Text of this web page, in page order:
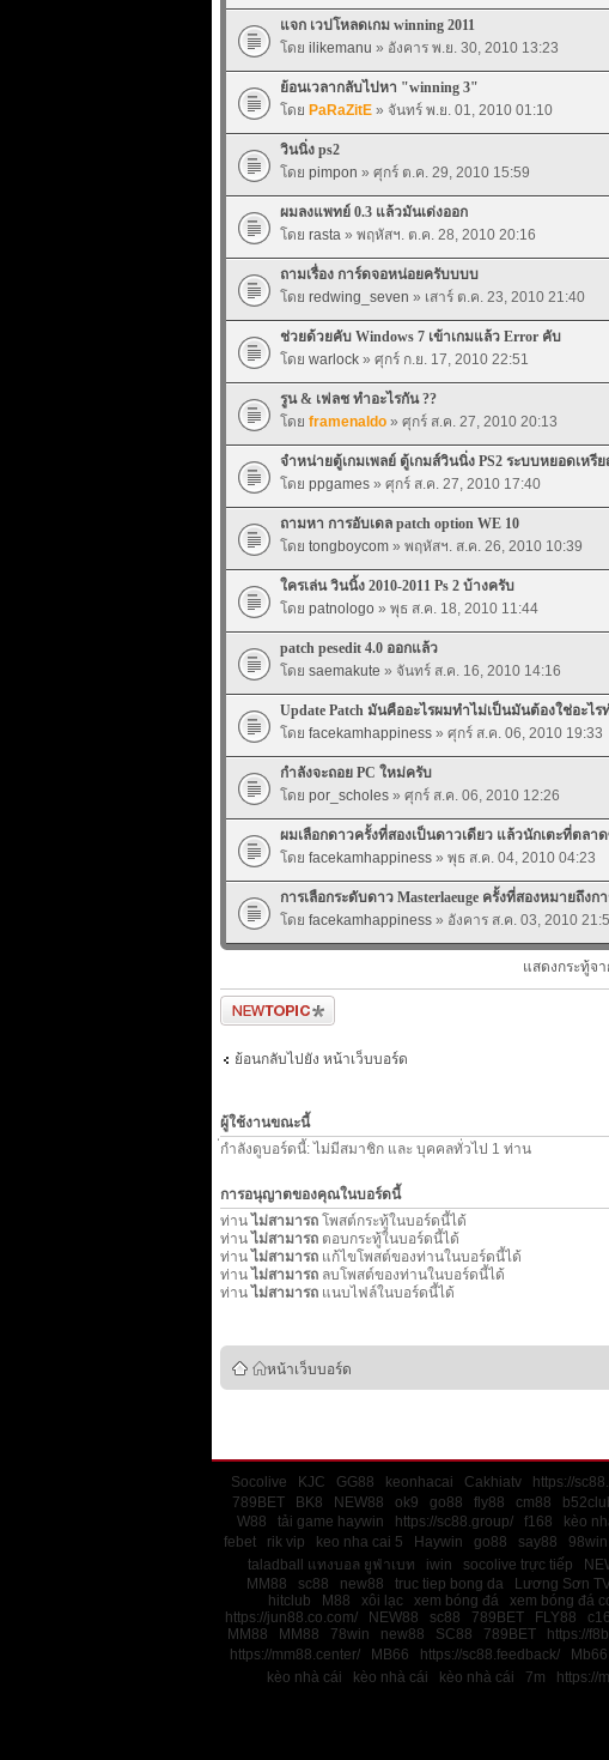
แจก เวปโหลดเกม winning 2011
โดย ilikemanu » อังคาร พ.ย. 30, 2010 13:23
ย้อนเวลากลับไปหา "winning 3"
โดย PaRaZitE» จันทร์ พ.ย. 01, 2010 01:10
วินนิ่ง ps2
โดย pimpon » ศุกร์ ต.ค. 29, 2010 15:59
ผมลงแพทย์ 0.3 แล้วมันเด่งออก
โดย rasta» พฤหัสฯ. ต.ค. 28, 2010 20:16
ถามเรื่อง การ์ดจอหน่อยครับบบบ
โดย redwing_seven » เสาร์ ต.ค. 23, 2010 21:40
ช่วยด้วยคับ Windows 7 เข้าเกมแล้ว Error คับ
โดย warlock» ศุกร์ ก.ย. 17, 2010 22:51
รูน & เฟลช ทำอะไรกัน ??
โดย framenaldo» ศุกร์ ส.ค. 27, 2010 20:13
จำหน่ายตู้เกมเพลย์ ตู้เกมส์วินนิ่ง PS2 ระบบหยอดเหรี
โดย ppgames» ศุกร์ ส.ค. 27, 2010 17:40
ถามหา การอับเดล patch option WE 10
โดย tongboycom» พฤหัสฯ. ส.ค. 26, 2010 10:39
ใครเล่น วินนิ้ง 2010-2011 Ps 2 บ้างครับ
โดย patnologo» พุธ ส.ค. 18, 2010 11:44
patch pesedit 4.0 ออกแล้ว
โดย saemakute » จันทร์ ส.ค. 16, 2010 14:16
Update Patch มันคืออะไรผมทำไม่เป็นมันต้องใช่อะไร
โดย facekamhappiness» ศุกร์ ส.ค. 06, 2010 19:33
กำลังจะถอย PC ใหม่ครับ
โดย por_scholes» ศุกร์ ส.ค. 06, 2010 12:26
ผมเลือกดาวครั้งที่สองเป็นดาวเดียว แล้วนักเตะที่ตลา
โดย facekamhappiness» พุธ ส.ค. 04, 2010 04:23
การเลือกระดับดาว Masterlaeuge ครั้งที่สองหมายถึงกา
โดย facekamhappiness» อังคาร ส.ค. 03, 2010
แสดงกระทู้จา
ตั้งกระทู้ใหม่
ย้อนกลับไปยัง หน้าเว็บบอร์ด
ผู้ใช้งานขณะนี้
่กำลังดูบอร์ดนี้: ไม่มีสมาชิก และ บุคคลทั่วไป 1 ท่าน
การอนุญาตของคุณในบอร์ดนี้
ท่าน ไม่สามารถโพสต์กระทู้ในบอร์ดนี้ได้
ท่าน ไม่สามารถตอบกระทู้ในบอร์ดนี้ได้
ท่าน ไม่สามารถแก้ไขโพสต์ของท่านในบอร์ดนี้ได้
ท่าน ไม่สามารถลบโพสต์ของท่านในบอร์ดนี้ได้
ท่าน ไม่สามารถแนบไฟล์ในบอร์ดนี้ได้
หน้าเว็บบอร์ด
Socolive KJC GG88 keonhacai Cakhiatv https://
789BET
BK8 NEW88 ok9 go88 fly88 cm88
W88
tải game haywin https://sc88.group/ f168 kèo
febet
rik vip keo nha cai 5 Haywin go88 say88 98win
taladball แทงบอล ยูฟ่าเบท
iwin socolive trực tiếp
MM88
sc88 new88 truc tiep bong da Lương Sơn
hitclub
M88 xôi lạc xem bóng đá xem bóng đá
https://jun88.co.com/
NEW88 sc88 789BET FLY88
MM88
MM88 78win new88 SC88 789BET https://
https://mm88.center/
MB66 https://sc88.feedback/ Mb66
kèo nhà cái
kèo nhà cái kèo nhà cái 7m https://